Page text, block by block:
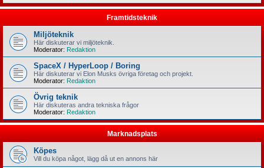
Framtidsteknik
Miljöteknik
Här diskuterar vi miljöteknik.
Moderator: Redaktion
SpaceX / HyperLoop / Boring
Här diskuterar vi Elon Musks övriga företag och projekt.
Moderator: Redaktion
Övrig teknik
Här diskuteras andra tekniska frågor
Moderator: Redaktion
Marknadsplats
Köpes
Vill du köpa något, lägg då ut en annons här